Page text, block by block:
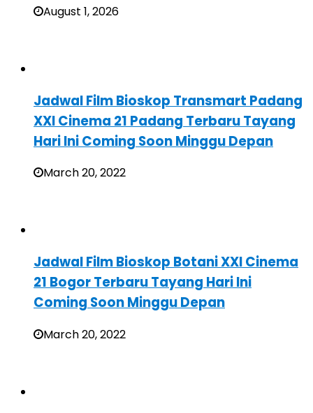
August 1, 2026
Jadwal Film Bioskop Transmart Padang
XXI Cinema 21 Padang Terbaru Tayang
Hari Ini Coming Soon Minggu Depan
March 20, 2022
Jadwal Film Bioskop Botani XXI Cinema
21 Bogor Terbaru Tayang Hari Ini
Coming Soon Minggu Depan
March 20, 2022